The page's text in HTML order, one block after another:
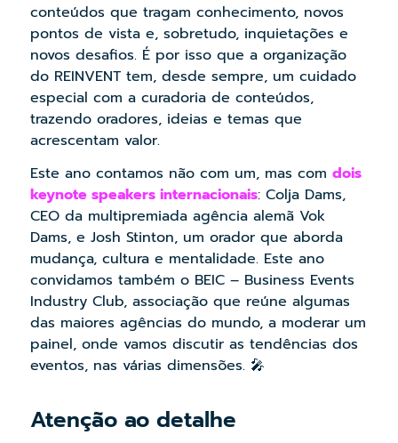
conteúdos que tragam conhecimento, novos
pontos de vista e, sobretudo, inquietações e
novos desafios. É por isso que a organização
do REINVENT tem, desde sempre, um cuidado
especial com a curadoria de conteúdos,
trazendo oradores, ideias e temas que
acrescentam valor.
Este ano contamos não com um, mas com dois
keynote speakers internacionais: Colja Dams,
CEO da multipremiada agência alemã Vok
Dams, e Josh Stinton, um orador que aborda
mudança, cultura e mentalidade. Este ano
convidamos também o BEIC – Business Events
Industry Club, associação que reúne algumas
das maiores agências do mundo, a moderar um
painel, onde vamos discutir as tendências dos
eventos, nas várias dimensões.🎤
Atenção ao detalhe